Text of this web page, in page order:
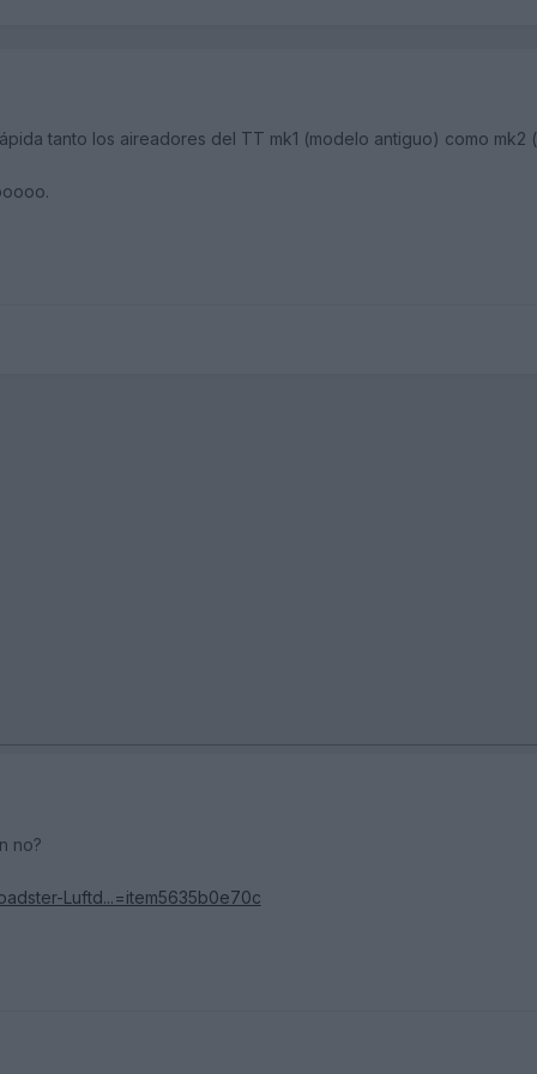
tanto los aireadores del TT mk1 (modelo antiguo) como mk2
no?
Luftd...=item5635b0e70c